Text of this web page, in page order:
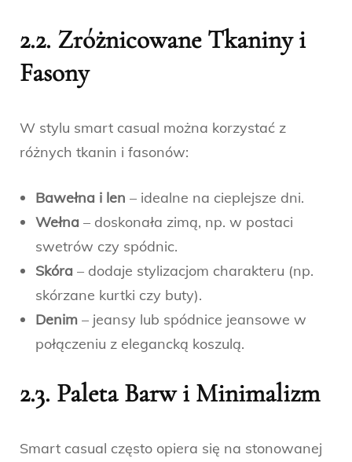
2.2. Zróżnicowane Tkaniny i
Fasony
W stylu smart casual można korzystać z
różnych tkanin i fasonów:
Bawełna i len – idealne na cieplejsze dni.
Wełna – doskonała zimą, np. w postaci
swetrów czy spódnic.
Skóra – dodaje stylizacjom charakteru (np.
skórzane kurtki czy buty).
Denim – jeansy lub spódnice jeansowe w
połączeniu z elegancką koszulą.
2.3. Paleta Barw i Minimalizm
Smart casual często opiera się na stonowanej